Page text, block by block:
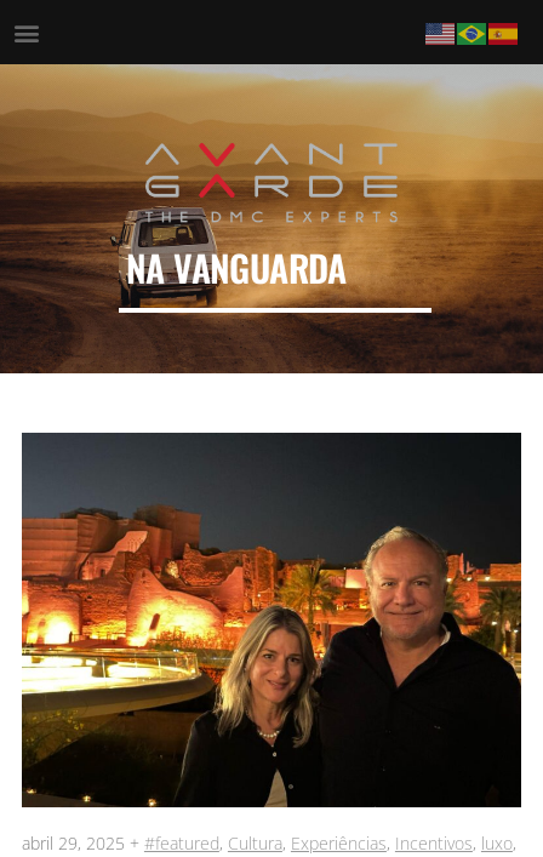
NA VANGUARDA
abril 29, 2025 + #featured, Cultura, Experiências, Incentivos, luxo,